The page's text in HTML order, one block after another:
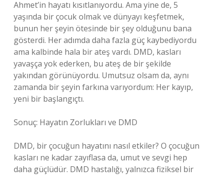
Ahmet’in hayatı kısıtlanıyordu. Ama yine de, 5
yaşında bir çocuk olmak ve dünyayı keşfetmek,
bunun her şeyin ötesinde bir şey olduğunu bana
gösterdi. Her adımda daha fazla güç kaybediyordu
ama kalbinde hala bir ateş vardı. DMD, kasları
yavaşça yok ederken, bu ateş de bir şekilde
yakından görünüyordu. Umutsuz olsam da, aynı
zamanda bir şeyin farkına varıyordum: Her kayıp,
yeni bir başlangıçtı.
Sonuç: Hayatın Zorlukları ve DMD
DMD, bir çocuğun hayatını nasıl etkiler? O çocuğun
kasları ne kadar zayıflasa da, umut ve sevgi hep
daha güçlüdür. DMD hastalığı, yalnızca fiziksel bir